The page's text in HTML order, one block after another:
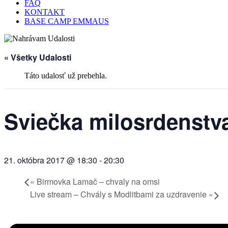
FAQ
KONTAKT
BASE CAMP EMMAUS
« Všetky Udalosti
Táto udalosť už prebehla.
Sviečka
21. októbra 2017 @ 18:30 -20:30
« Birmovka Lamač – chvaly na omsi
Live stream – Chvály s Modlitbami za uzdravenie »